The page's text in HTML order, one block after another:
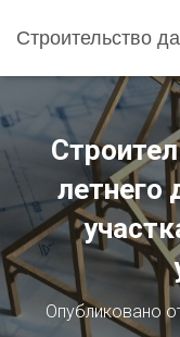
Строительство
летнего
Опубликовано